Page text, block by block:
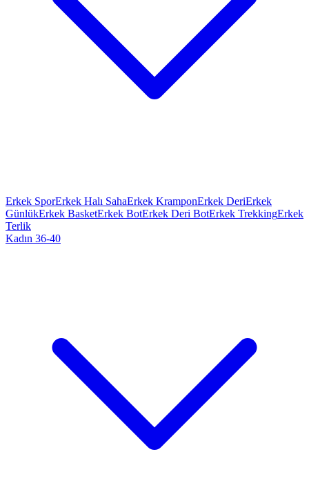
Erkek SporErkek Halı SahaErkek KramponErkek DeriErkek
GünlükErkek BasketErkek BotErkek Deri BotErkek TrekkingErkek
Terlik
Kadın 36-40